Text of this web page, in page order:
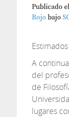
Publicado el
Rojobajo
A
del
de
lugares